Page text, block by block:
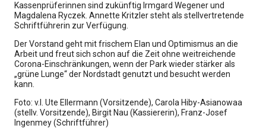
Kassenprüferinnen sind zukünftig Irmgard Wegener und
Magdalena Ryczek. Annette Kritzler steht als stellvertretende
Schriftführerin zur Verfügung.
Der Vorstand geht mit frischem Elan und Optimismus an die
Arbeit und freut sich schon auf die Zeit ohne weitreichende
Corona-Einschränkungen, wenn der Park wieder stärker als
„grüne Lunge“ der Nordstadt genutzt und besucht werden
kann.
Foto: v.l. Ute Ellermann (Vorsitzende), Carola Hiby-Asianowaa
(stellv. Vorsitzende), Birgit Nau (Kassiererin), Franz-Josef
Ingenmey (Schriftführer)